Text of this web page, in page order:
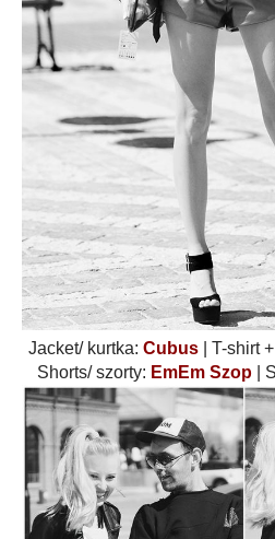
Jacket/ kurtka: Cubus| T-shirt
Shorts/ szorty: EmEm Szop|